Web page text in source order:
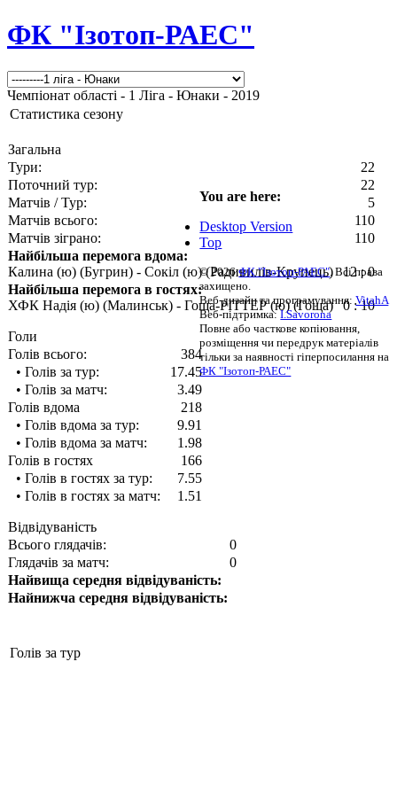
ФК "Ізотоп-РАЕС"
Чемпіонат області - 1 Ліга - Юнаки - 2019
Статистика сезону
Загальна
Тури:
22
Поточний тур:
22
Матчів / Тур:
5
Матчів всього:
110
Матчів зіграно:
110
Найбільша перемога вдома:
Калина (ю) (Бугрин) - Сокіл (ю) (Радивилів-Крупець)
12 : 0
Найбільша перемога в гостях:
ХФК Надія (ю) (Малинськ) - Гоща-РІТТЕР (ю) (Гоща)
0 : 10
Голи
Голів всього:
384
• Голів за тур:
17.45
• Голів за матч:
3.49
Голів вдома
218
• Голів вдома за тур:
9.91
• Голів вдома за матч:
1.98
Голів в гостях
166
• Голів в гостях за тур:
7.55
• Голів в гостях за матч:
1.51
Відвідуваність
Всього глядачів:
0
Глядачів за матч:
0
Найвища середня відвідуваність:
Найнижча середня відвідуваність:
Голів за тур
You are here:
Desktop Version
Top
© 2026ФК "Ізотоп-РАЕС". Всі права
захищено.
Веб-дизайн та програмування:VitahA
Веб-підтримка:I.Savorona
Повне або часткове копіювання,
розміщення чи передрук матеріалів
тільки за наявності гіперпосилання на
ФК "Ізотоп-РАЕС"